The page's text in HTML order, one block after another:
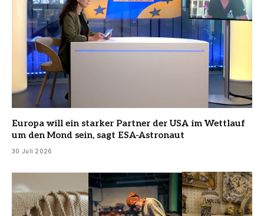
Europa will ein starker Partner der USA im Wettlauf
um den Mond sein, sagt ESA-Astronaut
30 Juli 2026